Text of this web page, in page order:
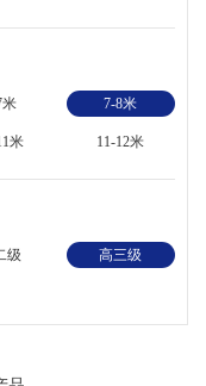
米 7-8米
米 11-12米
级 高三级